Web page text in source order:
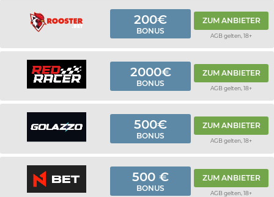
200€
BONUS
ZUM ANBIETER
AGB gelten, 18+
2000€
BONUS
ZUM ANBIETER
AGB gelten, 18+
500€
BONUS
ZUM ANBIETER
AGB gelten, 18+
500 €
BONUS
ZUM ANBIETER
AGB gelten, 18+